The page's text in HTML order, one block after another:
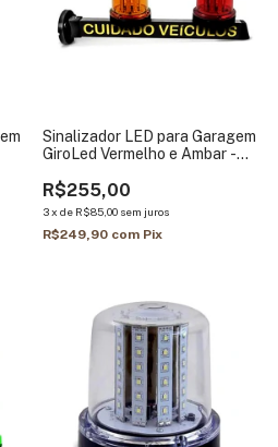
Sinalizador LED para Garagem
GiroLed Vermelho e Ambar -
R$255,00
3x de R$85,00 sem juros
R$249,90 com Pix